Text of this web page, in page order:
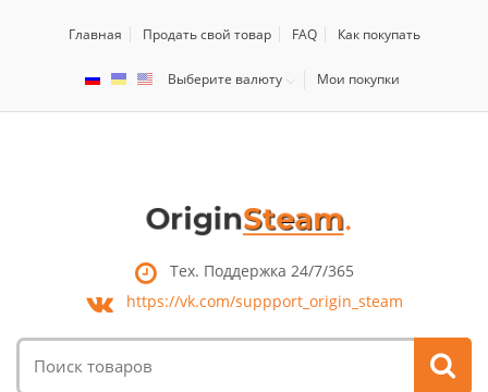
Главная Продать свой товар FAQ Как покупать
Выберите валюту Мои покупки
Тех. Поддержка 24/7/365
https://vk.com/suppport_origin_steam
товаров: